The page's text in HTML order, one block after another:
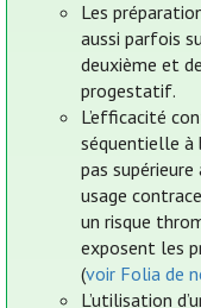
Les
aussi parfois
deuxième et
progestatif.
L’efficacité
séquentielle à
pas
usage
un risque
exposent les
(voir Folia de
L’utilisation